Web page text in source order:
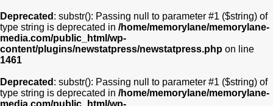
Deprecated : substr(): Passing null to parameter #1 ($string) of
type string is deprecated in /home/memorylane/memorylane-
media.com/public_html/wp-
content/plugins/newstatpress/newstatpress.php on line
1461
Deprecated : substr(): Passing null to parameter #1 ($string) of
type string is deprecated in /home/memorylane/memorylane-
media.com/public_html/wp-